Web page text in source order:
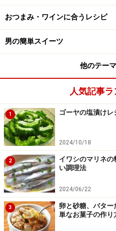
おつまみ・ワインに合うレシピ
男の簡単スイーツ
他のテー
人気記事
1 ゴーヤの塩漬け
2024/10/18
2
イワシのマリネ
い調理法
2024/06/22
3
卵と砂糖、バタ
単なお菓子の作り